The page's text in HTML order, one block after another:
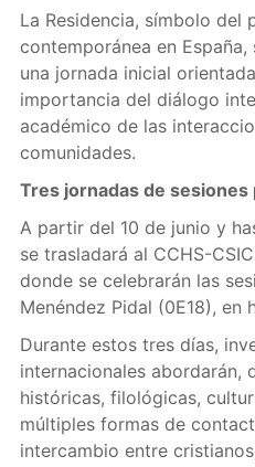
La Residencia, símbolo del
contemporánea en
una jornada inicial
importancia del diálogo
académico de las
comunidades.
Tres jornadas de sesiones
A partir del 10 de junio y
se trasladará al CCHS-
donde se celebrarán las
Menéndez Pidal (0E18), en
Durante estos tres días,
internacionales abordarán,
históricas, filológicas,
múltiples formas de
intercambio entre